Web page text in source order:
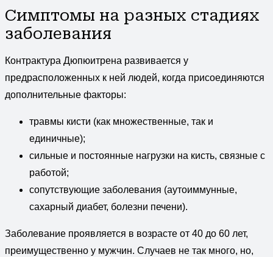
Симптомы на разных стадиях
заболевания
Контрактура Дюпюитрена развивается у
предрасположенных к ней людей, когда присоединяются
дополнительные факторы:
травмы кисти (как множественные, так и
единичные);
сильные и постоянные нагрузки на кисть, связные с
работой;
сопутствующие заболевания (аутоиммунные,
сахарный диабет, болезни печени).
Заболевание проявляется в возрасте от 40 до 60 лет,
преимущественно у мужчин. Случаев не так много, но,